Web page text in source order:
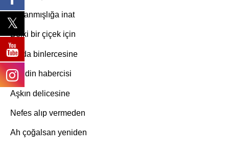
Yaşanmışlığa inat
Belki bir çiçek için
Ya da binlercesine
Ümidin habercisi
Aşkın delicesine
Nefes alıp vermeden
Ah çoğalsan yeniden